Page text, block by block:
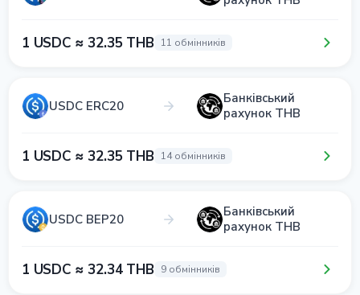
1 USDC ≈ 32.35 THB 11 обмінників
USDC ERC20
Банківський
рахунок THB
1 USDC ≈ 32.35 THB 14 обмінників
USDC BEP20
Банківський
рахунок THB
1 USDC ≈ 32.34 THB 9 обмінників